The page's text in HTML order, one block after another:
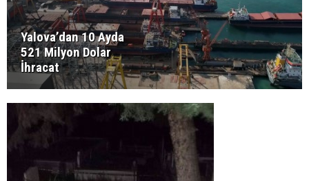
Yalova’dan 10 Ayda
521 Milyon Dolar
İhracat